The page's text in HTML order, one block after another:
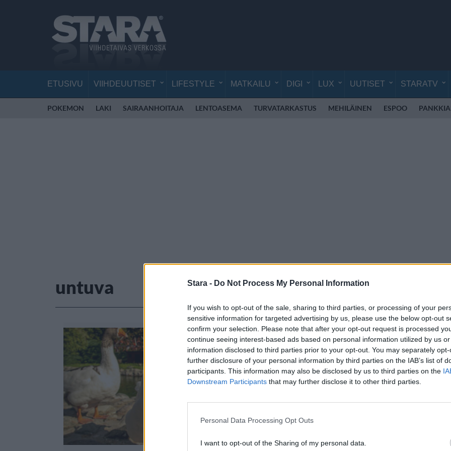
Stara - Do Not Process My Personal Information
If you wish to opt-out of the sale, sharing to third parties, or processing of your
sensitive information for targeted advertising by us, please use the below opt-out
confirm your selection. Please note that after your opt-out request is processed
continue seeing interest-based ads based on personal information utilized by us
information disclosed to third parties prior to your opt-out. You may separately
further disclosure of your personal information by third parties on the IAB’s list of
participants. This information may also be disclosed by us to third parties on the
Downstream Participants that may further disclose it to other third parties.
Personal Data Processing Opt Outs
I want to opt-out of the Sharing of my personal data.
ETUSIVU VIIHDEUUTISET LIFESTYLE MATKAILU DIGI LUX UUTISET STARATV
POKEMON LAKI SAIRAANHOITAJA LENTOASEMA TURVATARKASTUS MEHILÄINEN ESPOO
untuva